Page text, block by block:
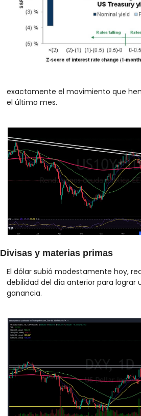
exactamente el movimiento que
el último mes.
Divisas y materias primas
El dólar subió modestamente hoy,
debilidad del día anterior para lograr
ganancia.